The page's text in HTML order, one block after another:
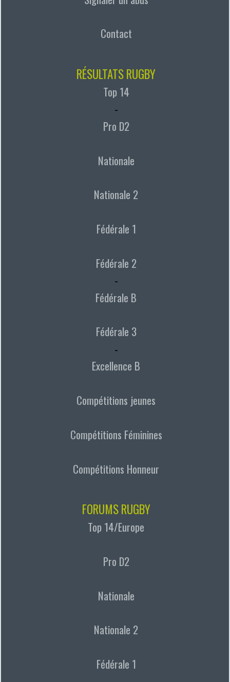
Contact
RÉSULTATS RUGBY
Top 14
-
Pro D2
Nationale
Nationale 2
Fédérale 1
Fédérale 2
-
Fédérale B
Fédérale 3
-
Excellence B
Compétitions jeunes
Compétitions Féminines
Compétitions Honneur
FORUMS RUGBY
Top 14/Europe
Pro D2
Nationale
Nationale 2
Fédérale 1